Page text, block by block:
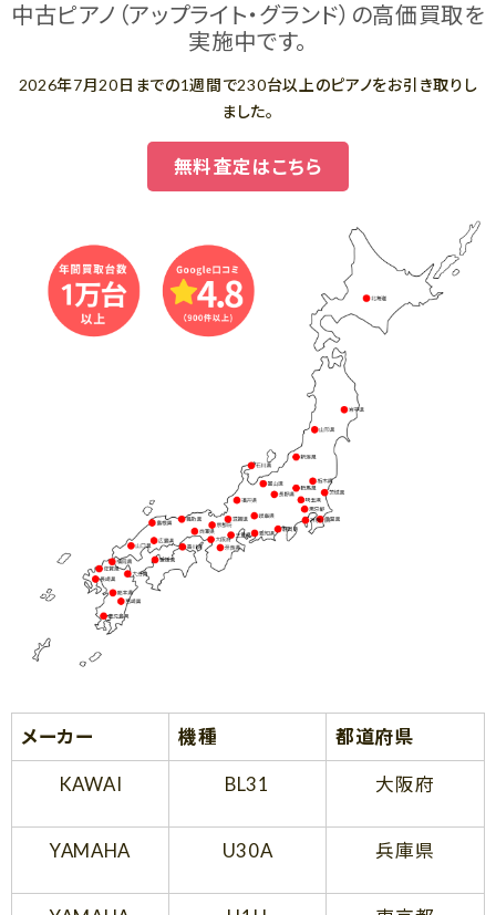
中古ピアノ（アップライト・グランド）の高価買取を
実施中です。
2026年7月20日までの1週間で230台以上のピアノをお引き取りし
ました。
無料査定はこちら
メーカー 機種 都道府県
KAWAI BL31 大阪府
YAMAHA U30A 兵庫県